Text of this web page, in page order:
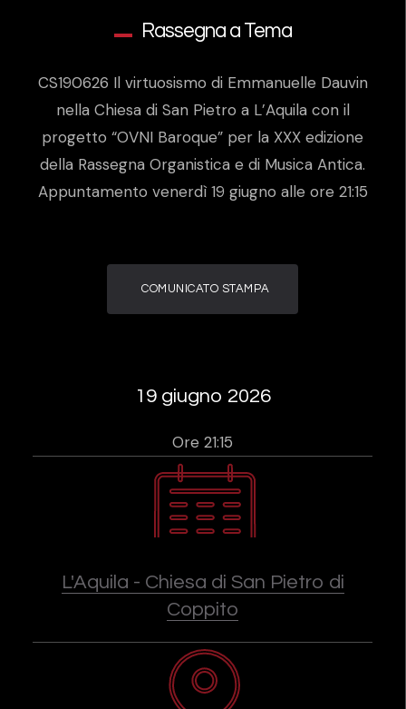
Rassegna a Tema
CS190626 Il virtuosismo di Emmanuelle Dauvin
nella Chiesa di San Pietro a L’Aquila con il
progetto “OVNI Baroque” per la XXX edizione
della Rassegna Organistica e di Musica Antica.
Appuntamento venerdì 19 giugno alle ore 21:15
COMUNICATO STAMPA
19 giugno 2026
Ore 21:15
L'Aquila - Chiesa di San Pietro di
Coppito